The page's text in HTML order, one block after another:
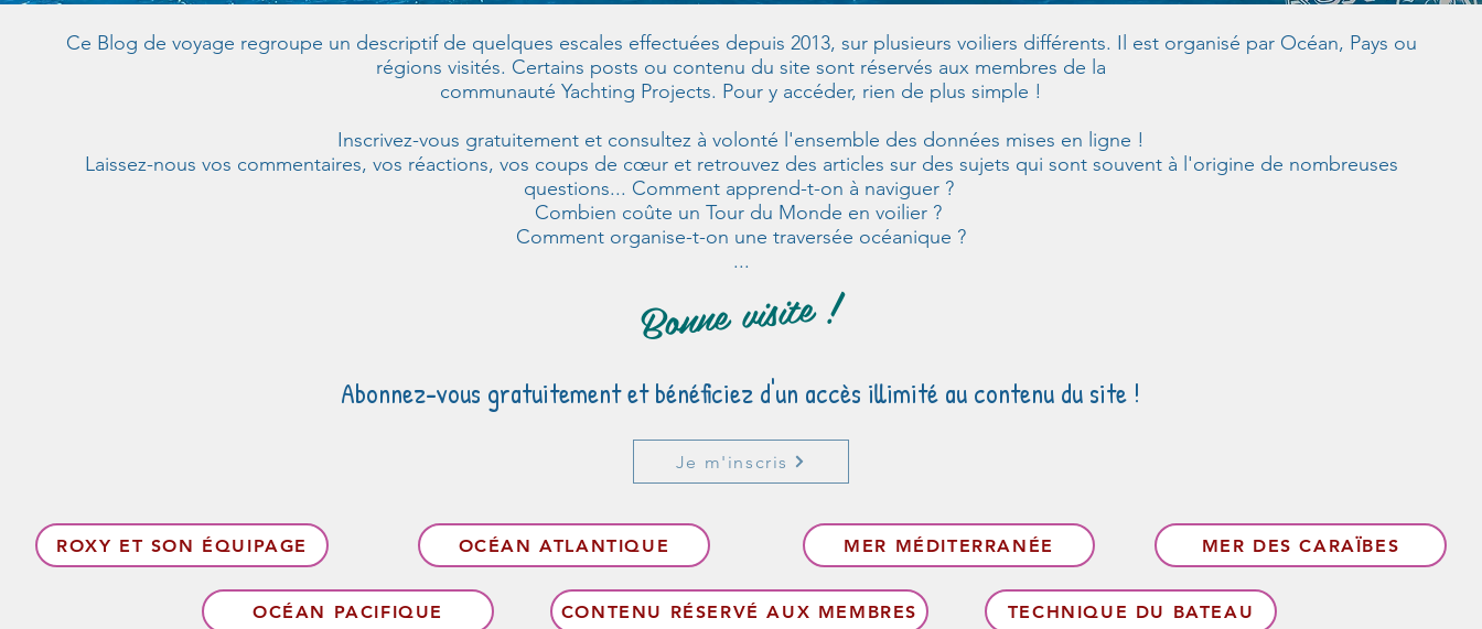
Ce Blog de voyage regroupe un descriptif de quelques escales effectuées depuis 2013, sur plusieurs voiliers différents. Il est organisé par Océan, Pays ou
régions visités. Certains posts ou contenu du site sont réservés aux membres de la
communauté Yachting Projects. Pour y accéder, rien de plus simple !
Inscrivez-vous gratuitement et consultez à volonté l'ensemble des données mises en ligne !
Laissez-nous vos commentaires, vos réactions, vos coups de cœur et retrouvez des articles sur des sujets qui sont souvent à l'origine de nombreuses
questions... Comment apprend-t-on à naviguer ?
Combien coûte un Tour du Monde en voilier ?
Comment organise-t-on une traversée océanique ?
...
Bonne visite !
Abonnez-vous gratuitement et bénéficiez d'un accès illimité au contenu du site !
Je m'inscris
ROXY ET SON ÉQUIPAGE OCÉAN ATLANTIQUE MER MÉDITERRANÉE MER DES CARAÏBES
OCÉAN PACIFIQUE CONTENU RÉSERVÉ AUX MEMBRES TECHNIQUE DU BATEAU